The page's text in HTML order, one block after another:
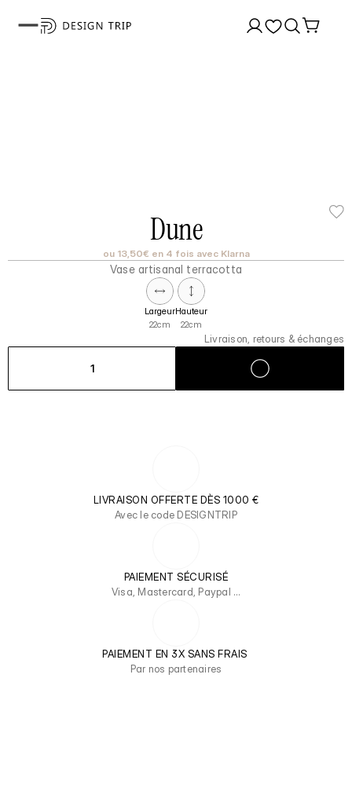
Dune
ou 13,50€ en 4 fois avec Klarna
Vase artisanal terracotta
Largeur
22cm
Hauteur
22cm
Livraison, retours & échanges
1
LIVRAISON OFFERTE DÈS 1000 €
Avec le code DESIGNTRIP
PAIEMENT SÉCURISÉ
Visa, Mastercard, Paypal …
PAIEMENT EN 3X SANS FRAIS
Par nos partenaires